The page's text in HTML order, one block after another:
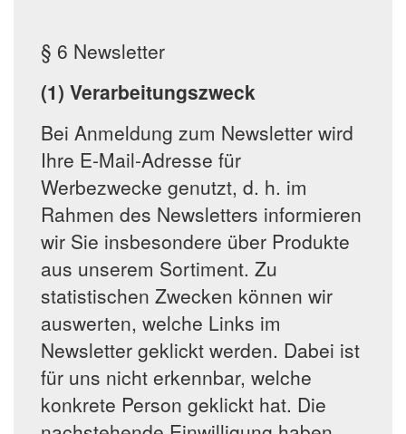
§ 6 Newsletter
(1) Verarbeitungszweck
Bei Anmeldung zum Newsletter wird
Ihre E-Mail-Adresse für
Werbezwecke genutzt, d. h. im
Rahmen des Newsletters informieren
wir Sie insbesondere über Produkte
aus unserem Sortiment. Zu
statistischen Zwecken können wir
auswerten, welche Links im
Newsletter geklickt werden. Dabei ist
für uns nicht erkennbar, welche
konkrete Person geklickt hat. Die